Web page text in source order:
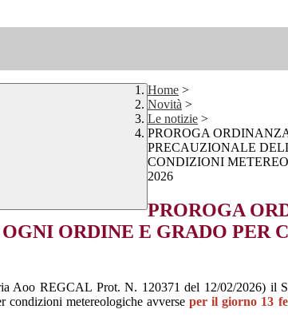
Home >
Novità >
Le notizie >
PROROGA
PRECAUZIONALE
CONDIZIONI
2026
PROROGA
ORDINE E GRADO
Aoo REGCAL Prot. N. 120371 del 12/02/2026) il
condizioni metereologiche avverseper il giorno 13